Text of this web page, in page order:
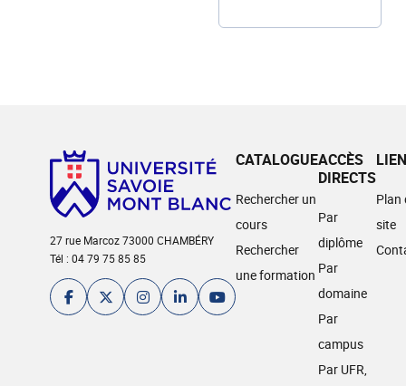
27 rue Marcoz 73000 CHAMBÉRY
Tél : 04 79 75 85 85
CATALOGUE
Rechercher un
cours
Rechercher
une formation
ACCÈS
DIRECTS
Par
diplôme
Par
domaine
Par
campus
Par UFR,
Plan
site